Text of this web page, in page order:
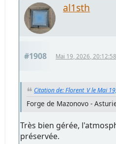
al1sth
#1908 Mai 19, 2026, 20:12:58
Citation de: Florent_V le Mai
Forge de Mazonovo -
Très bien gérée,
préservée.